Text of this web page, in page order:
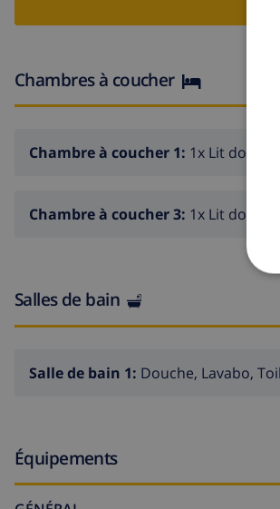
Chambres à coucher
Chambre à coucher 1: 1x Lit double
Chambre à coucher 3: 1x Lit double
Salles de bain
Salle de bain 1: Douche, Lavabo,
Équipements